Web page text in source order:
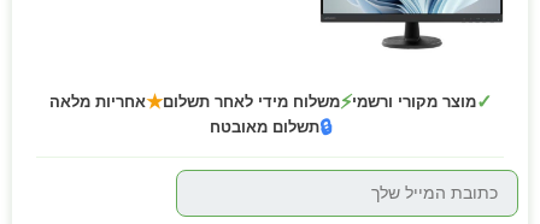
✓מוצר מקורי ורשמי⚡משלוח מידי לאחר תשלום★אחריות מלאה
🔒תשלום מאובטח